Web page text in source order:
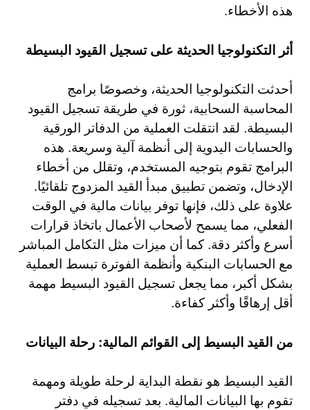
هذه الأخطاء.
أثر التكنولوجيا الحديثة على تسجيل القيود البسيطة
أحدثت التكنولوجيا الحديثة، وخصوصًا برامج
المحاسبة السحابية، ثورة في طريقة تسجيل القيود
البسيطة. لقد انتقلت العملية من الدفاتر الورقية
والحسابات اليدوية إلى أنظمة آلية وسريعة. هذه
البرامج تقوم بتوجيه المستخدم، وتقلل من أخطاء
الإدخال، وتضمن تطبيق مبدأ القيد المزدوج تلقائيًا.
علاوة على ذلك، فإنها توفر بيانات مالية في الوقت
الفعلي، مما يسمح لأصحاب الأعمال باتخاذ قرارات
أسرع وأكثر دقة. كما أن ميزات مثل التكامل المباشر
مع الحسابات البنكية وأنظمة الفوترة تبسط العملية
بشكل أكبر، مما يجعل تسجيل القيود البسيط مهمة
أقل إرهاقًا وأكثر كفاءة.
من القيد البسيط إلى القوائم المالية: رحلة البيانات
القيد البسيط هو نقطة البداية لرحلة طويلة ومهمة
تقوم بها البيانات المالية. بعد تسجيله في دفتر